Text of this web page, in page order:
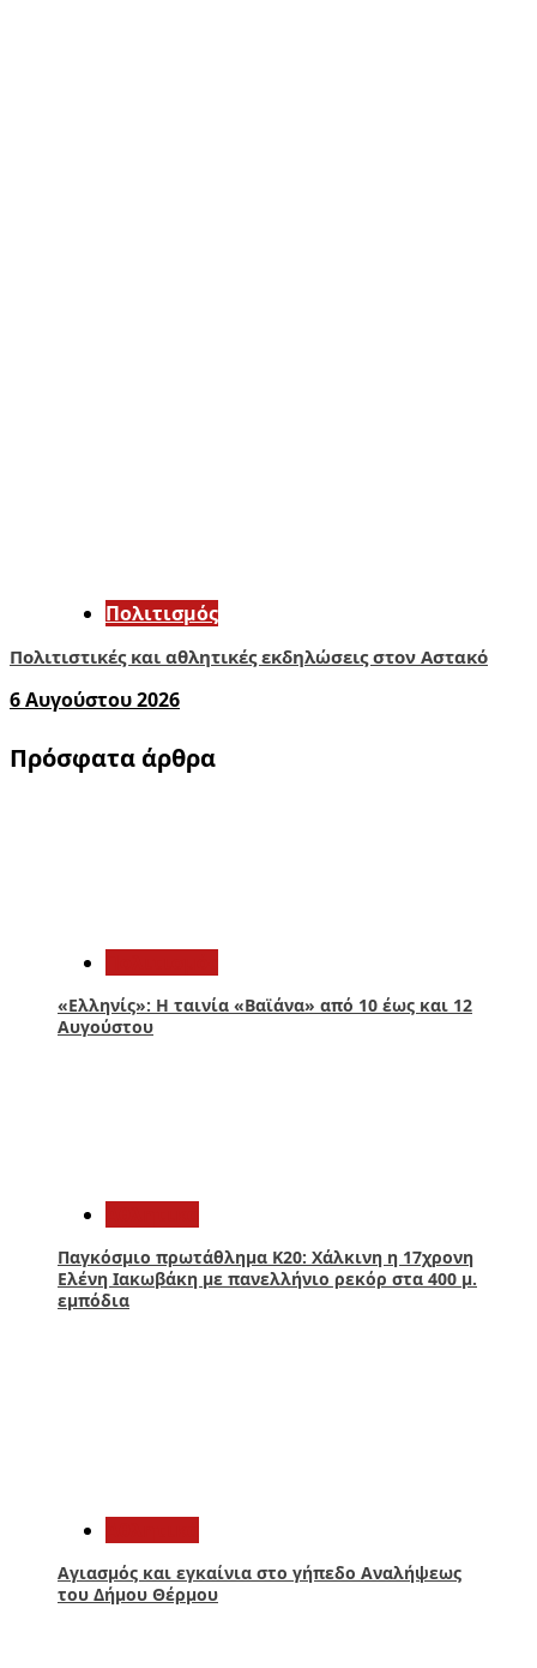
Πολιτισμός
Πολιτιστικές και αθλητικές εκδηλώσεις στον Αστακό
6 Αυγούστου 2026
Πρόσφατα άρθρα
«Ελληνίς»: Η ταινία «Βαϊάνα» από 10 έως και 12
Αυγούστου
Παγκόσμιο πρωτάθλημα Κ20: Χάλκινη η 17χρονη
Ελένη Ιακωβάκη με πανελλήνιο ρεκόρ στα 400 μ.
εμπόδια
Αγιασμός και εγκαίνια στο γήπεδο Αναλήψεως
του Δήμου Θέρμου